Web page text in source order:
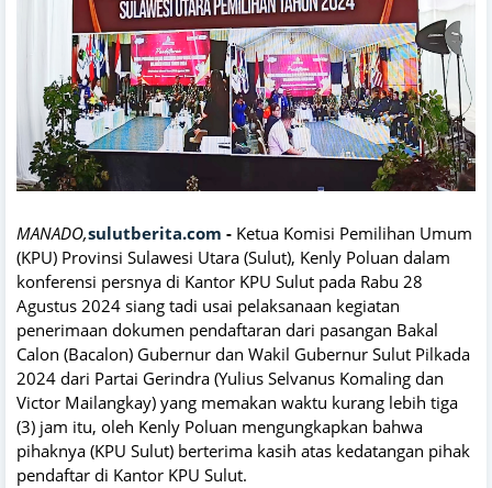
MANADO,sulutberita.com - Ketua Komisi Pemilihan Umum
(KPU) Provinsi Sulawesi Utara (Sulut), Kenly Poluan dalam
konferensi persnya di Kantor KPU Sulut pada Rabu 28
Agustus 2024 siang tadi usai pelaksanaan kegiatan
penerimaan dokumen pendaftaran dari pasangan Bakal
Calon (Bacalon) Gubernur dan Wakil Gubernur Sulut Pilkada
2024 dari Partai Gerindra (Yulius Selvanus Komaling dan
Victor Mailangkay) yang memakan waktu kurang lebih tiga
(3) jam itu, oleh Kenly Poluan mengungkapkan bahwa
pihaknya (KPU Sulut) berterima kasih atas kedatangan pihak
pendaftar di Kantor KPU Sulut.